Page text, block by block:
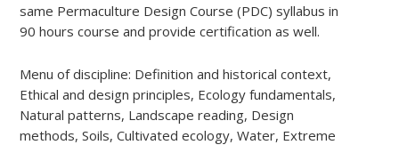
same Permaculture Design Course (PDC) syllabus in
90 hours course and provide certification as well.
Menu of discipline: Definition and historical context,
Ethical and design principles, Ecology fundamentals,
Natural patterns, Landscape reading, Design
methods, Soils, Cultivated ecology, Water, Extreme